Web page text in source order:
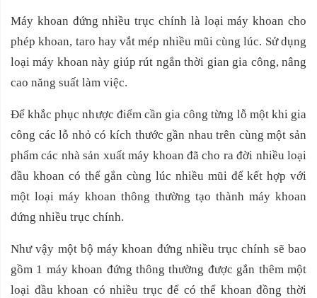
Máy khoan đứng nhiều trục chính là loại máy khoan cho
phép khoan, taro hay vắt mép nhiều mũi cùng lúc. Sử dụng
loại máy khoan này giúp rút ngắn thời gian gia công, nâng
cao năng suất làm việc.
Để khắc phục nhược điểm cần gia công từng lỗ một khi gia
công các lỗ nhỏ có kích thước gần nhau trên cùng một sản
phẩm các nhà sản xuất máy khoan đã cho ra đời nhiều loại
đầu khoan có thể gắn cùng lúc nhiều mũi để kết hợp với
một loại máy khoan thông thường tạo thành máy khoan
đứng nhiều trục chính.
Như vậy một bộ máy khoan đứng nhiều trục chính sẽ bao
gồm 1 máy khoan đứng thông thường được gắn thêm một
loại đầu khoan có nhiều trục để có thể khoan đồng thời